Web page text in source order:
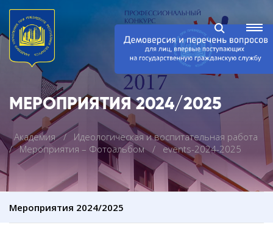
МЕРОПРИЯТИЯ 2024/2025
Академия
Идеологическая и воспитательная работа
Мероприятия – Фотоальбом
events-2024-2025
Мероприятия 2024/2025